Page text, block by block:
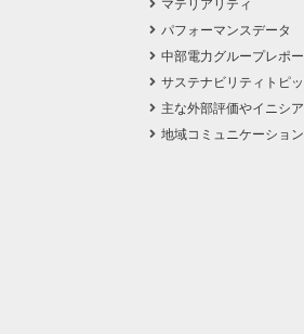
マテリアリティ
パフォーマンスデータ
中部電力グループレポ
サステナビリティトピ
主な外部評価やイニシ
地域コミュニケーショ